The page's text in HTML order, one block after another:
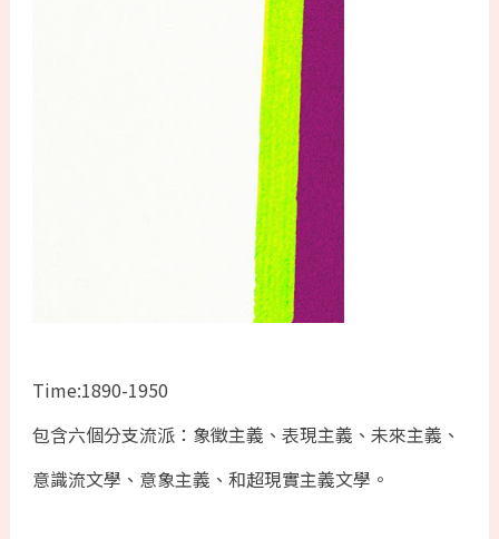
Time:1890-1950
包含六個分支流派：象徵主義、表現主義、未來主義、
意識流文學、意象主義、和超現實主義文學。